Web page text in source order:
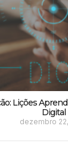
Lições
Digital
dezembro